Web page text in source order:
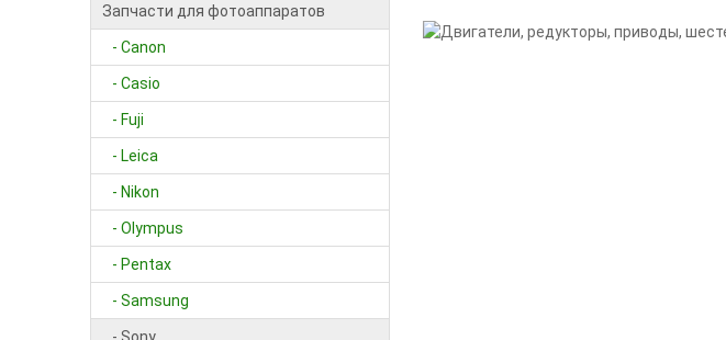
Запчасти для фотоаппаратов
- Canon
- Casio
- Fuji
- Leica
- Nikon
- Olympus
- Pentax
- Samsung